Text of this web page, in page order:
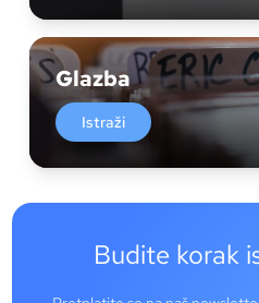
Glazba
Istraži
Budite korak